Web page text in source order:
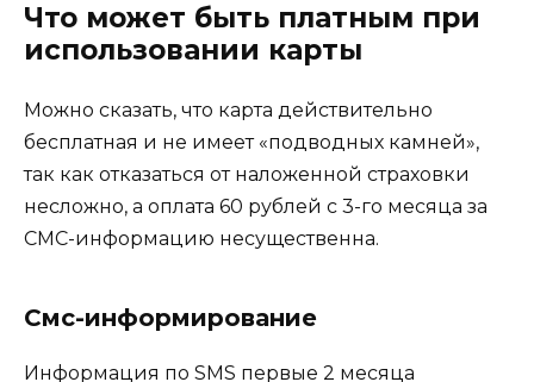
Что может быть платным при
использовании карты
Можно сказать, что карта действительно
бесплатная и не имеет «подводных камней»,
так как отказаться от наложенной страховки
несложно, а оплата 60 рублей с 3-го месяца за
СМС-информацию несущественна.
Смс-информирование
Информация по SMS первые 2 месяца